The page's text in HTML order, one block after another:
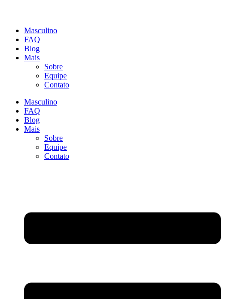
Masculino
FAQ
Blog
Mais
Sobre
Equipe
Contato
Masculino
FAQ
Blog
Mais
Sobre
Equipe
Contato